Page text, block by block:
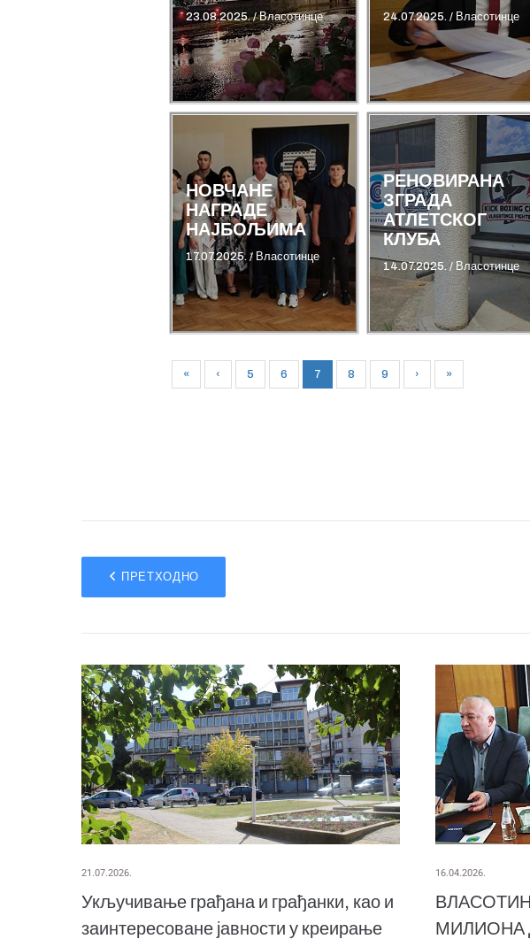
23.08.2025./Власотинце 24.07.2025. / Власотинце
НОВЧАНЕ
НАГРАДЕ
НАЈБОЉИМА
17.07.2025. / Власотинце
РЕНОВИРАНА
ЗГРАДА
АТЛЕТСКОГ
КЛУБА
14.07.2025./Власотинце
« ‹ 5 6 7 8 9 › »
ПРЕТХОДНО
21.07.2026.
Укључивање грађана и грађанки, као и
заинтересоване јавности у креирање
16.04.2026.
МИЛИОНА